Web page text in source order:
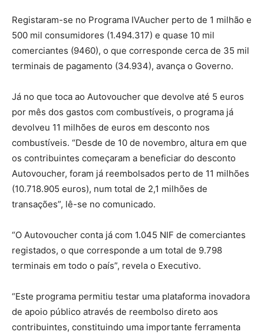
Registaram-se no Programa IVAucher perto de 1 milhão e
500 mil consumidores (1.494.317) e quase 10 mil
comerciantes (9460), o que corresponde cerca de 35 mil
terminais de pagamento (34.934), avança o Governo.
Já no que toca ao Autovoucher que devolve até 5 euros
por mês dos gastos com combustíveis, o programa já
devolveu 11 milhões de euros em desconto nos
combustíveis. “Desde de 10 de novembro, altura em que
os contribuintes começaram a beneficiar do desconto
Autovoucher, foram já reembolsados perto de 11 milhões
(10.718.905 euros), num total de 2,1 milhões de
transações”, lê-se no comunicado.
“O Autovoucher conta já com 1.045 NIF de comerciantes
registados, o que corresponde a um total de 9.798
terminais em todo o país”, revela o Executivo.
“Este programa permitiu testar uma plataforma inovadora
de apoio público através de reembolso direto aos
contribuintes, constituindo uma importante ferramenta